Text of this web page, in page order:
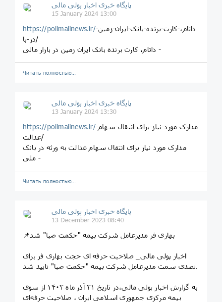
پایگاه خبری اخبار پولی مالی
15 January 2024 13:00
https://polimalinews.ir/داتام،-کارت-برنده-بانک-ایران-زمین-
در-با/
داتام، کارت برنده بانک ایران زمین در بازار مالی -
Читать полностью…
پایگاه خبری اخبار پولی مالی
13 January 2024 13:30
https://polimalinews.ir/مدارک-مورد-نیاز-برای-انتقال-سهام-
عدالت/
مدارک مورد نیاز برای انتقال سهام عدالت به ورثه در بانک
ملی -
Читать полностью…
پایگاه خبری اخبار پولی مالی
13 December 2023 08:40
📌بهاری فر مدیرعامل شرکت بیمه "حکمت صبا" شد
اخبار پولی مالی_ صلاحیت حرفه ای حجت بهاری فر برای
تصدی سمت مدیرعامل شرکت بیمه "حکمت صبا" تایید شد.
به گزارش اخبار پولی مالی،در تاریخ ۲۱ آذر ماه ۱۴۰۲ از سوی
بیمه مرکزی جمهوری اسلامی ایران ، صلاحیت حرفه‌ای